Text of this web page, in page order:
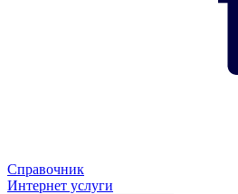
Справочник
Интернет услуги